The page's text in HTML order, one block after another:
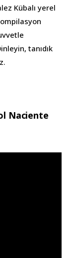
Kübalı yerel
tanıdık
Naciente